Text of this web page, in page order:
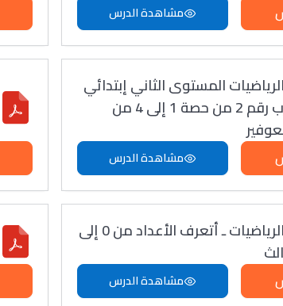
مشاهدة الدرس
المستوى الثاني إبتدائي
ـ أتعرف الضرب رقم 2 من حصة 1 إلى 4 من
مشاهدة الدرس
دروس مادة الرياضيات ـ أتعرف الأعداد من 0 إلى
مشاهدة الدرس